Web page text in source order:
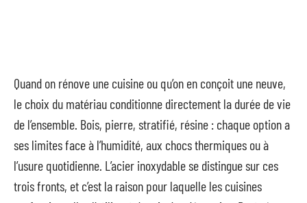
Quand on rénove une cuisine ou qu’on en conçoit une neuve,
le choix du matériau conditionne directement la durée de vie
de l’ensemble. Bois, pierre, stratifié, résine : chaque option a
ses limites face à l’humidité, aux chocs thermiques ou à
l’usure quotidienne. L’acier inoxydable se distingue sur ces
trois fronts, et c’est la raison pour laquelle les cuisines